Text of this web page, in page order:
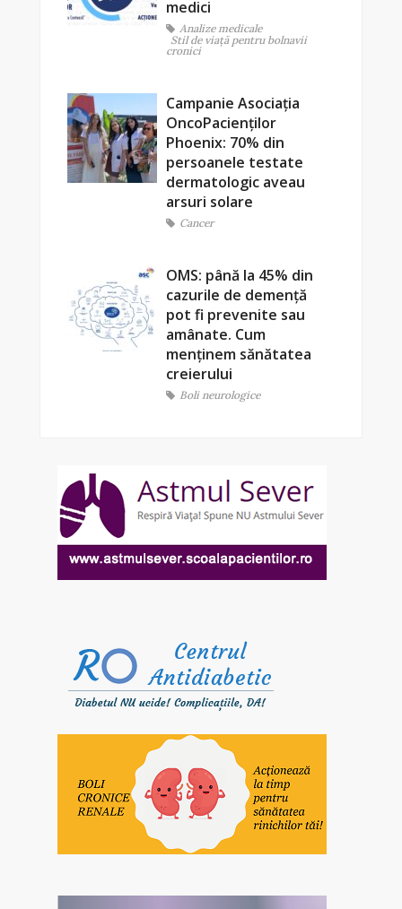
medici
Analize medicale
Stil de viaţă pentru bolnavii
cronici
Campanie Asociația
OncoPacienților
Phoenix: 70% din
persoanele testate
dermatologic aveau
arsuri solare
Cancer
OMS: până la 45% din
cazurile de demență
pot fi prevenite sau
amânate. Cum
menținem sănătatea
creierului
Boli neurologice